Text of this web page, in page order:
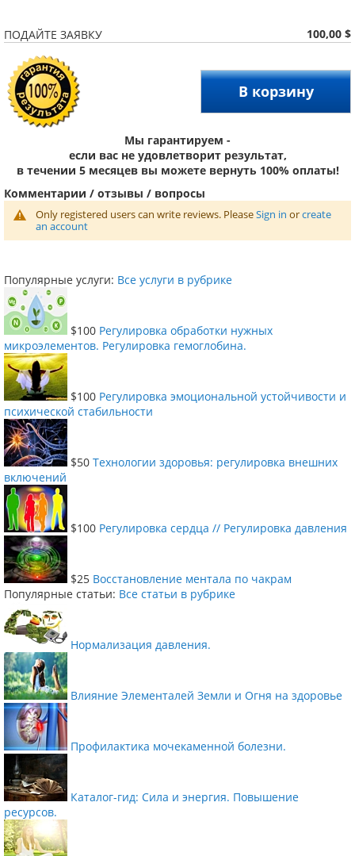
ПОДАЙТЕ ЗАЯВКУ 100,00 $
В корзину
Мы гарантируем -
если вас не удовлетворит результат,
в течении 5 месяцев вы можете вернуть 100% оплаты!
Комментарии / отзывы / вопросы
Only registered users can write reviews. PleaseSign in orcreate
an account
Популярные услуги: Все услуги в рубрике
$100 Регулировка обработки нужных
микроэлементов. Регулировка гемоглобина.
$100 Регулировка эмоциональной устойчивости и
психической стабильности
$50 Технологии здоровья: регулировка внешних
включений
$100 Регулировка сердца // Регулировка давления
$25 Восстановление ментала по чакрам
Популярные статьи: Все статьи в рубрике
Нормализация давления.
Влияние Элементалей Земли и Огня на здоровье
Профилактика мочекаменной болезни.
Каталог-гид: Сила и энергия. Повышение
ресурсов.